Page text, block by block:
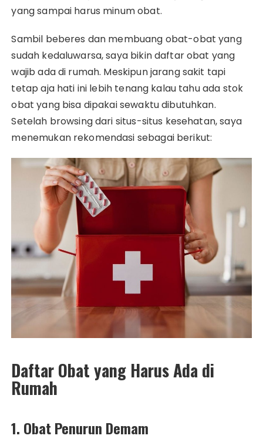
yang sampai harus minum obat.
Sambil beberes dan membuang obat-obat yang
sudah kedaluwarsa, saya bikin daftar obat yang
wajib ada di rumah. Meskipun jarang sakit tapi
tetap aja hati ini lebih tenang kalau tahu ada stok
obat yang bisa dipakai sewaktu dibutuhkan.
Setelah browsing dari situs-situs kesehatan, saya
menemukan rekomendasi sebagai berikut:
Daftar Obat yang Harus Ada di
Rumah
1. Obat Penurun Demam